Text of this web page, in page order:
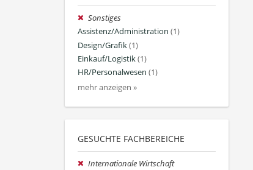
Sonstiges
Assistenz/Administration (1)
Design/Grafik(1)
Einkauf/Logistik(1)
HR/Personalwesen (1)
mehr anzeigen »
GESUCHTE FACHBEREICHE
Internationale Wirtschaft